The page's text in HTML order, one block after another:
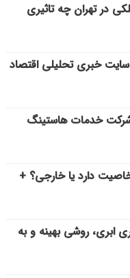
در تهران چه تاثیری
سایت خبری تحلیلی اقتصاد
خدمات هاستینگ
دارد یا خارجی؟ +
ابری، روشی بهینه و به